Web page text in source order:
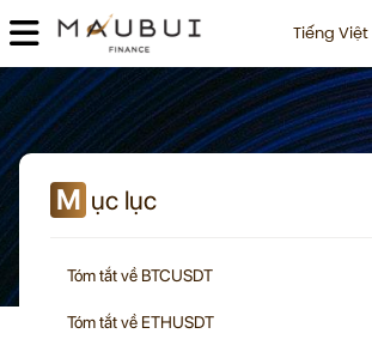
Tiếng Việt
M ục lục
Tóm tắt về BTCUSDT
Tóm tắt về ETHUSDT